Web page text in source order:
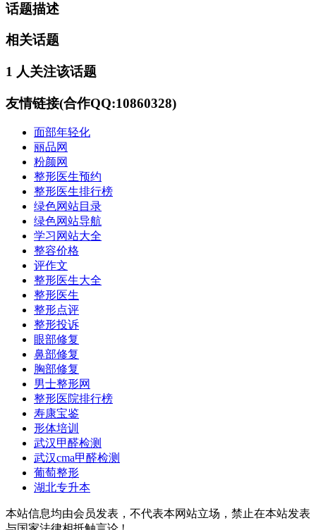
话题描述
相关话题
1 人关注该话题
友情链接(合作QQ:10860328)
面部年轻化
丽品网
粉颜网
整形医生预约
整形医生排行榜
绿色网站目录
绿色网站导航
学习网站大全
整容价格
评作文
整形医生大全
整形医生
整形点评
整形投诉
眼部修复
鼻部修复
胸部修复
男士整形网
整形医院排行榜
寿康宝鉴
形体培训
武汉甲醛检测
武汉cma甲醛检测
葡萄整形
湖北专升本
本站信息均由会员发表，不代表本网站立场，禁止在本站发表